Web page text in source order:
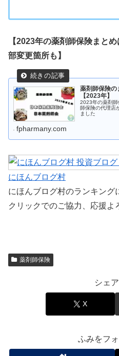
【2023年の薬剤師保険まと
部変更箇所も】
薬剤師保険
【2023年】
2023年の薬剤
師保険の代理店
ました
fpharmany.com
にほんブログ村
にほんブログ村のランキング
クリックでのご協力、応援よ
薬剤師保険
シェ
X
ふみをフ